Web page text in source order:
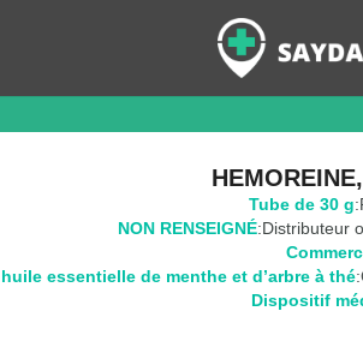
Tube de 30 g
Distributeur
NON RENSEIGNÉ
huile essentielle de menthe et d’arbre à thé
Dispositif